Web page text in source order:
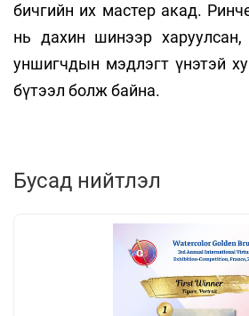
бичгийн их мастер акад.
нь дахин шинээр харуулсан,
уншигчдын мэдлэгт үнэтэй
бүтээл болж байна.
Бусад нийтлэл